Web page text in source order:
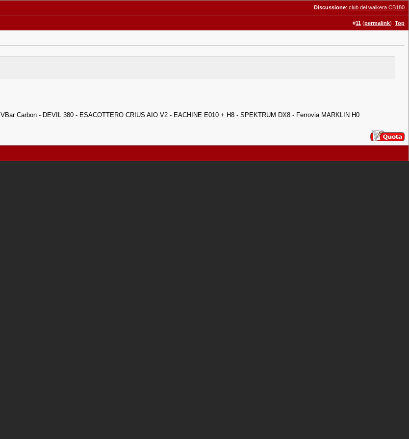
Discussione: club del walkera CB180
#11 (permalink) Top
Carbon - DEVIL 380 - ESACOTTERO CRIUS AIO V2 - EACHINE E010 + H8 - SPEKTRUM DX8 - Ferrovia MARKLIN H0